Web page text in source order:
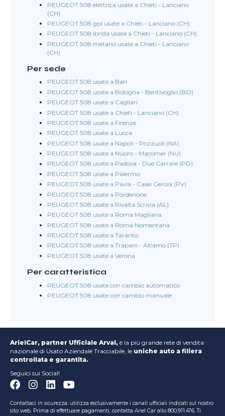
PEUGEOT 508 elettrica usate a Chieti - Lanciano
(CH)
PEUGEOT 508 gpl usate a Chieti - Lanciano (CH)
PEUGEOT 508 ibrida usate a Chieti - Lanciano (CH)
PEUGEOT 508 metano usate a Chieti - Lanciano
(CH)
Per sede
PEUGEOT 508 usate a Bari
PEUGEOT 508 usate a Bologna - Bentivoglio (BO)
PEUGEOT 508 usate a Cagliari
PEUGEOT 508 usate a Chieti - Lanciano (CH)
PEUGEOT 508 usate a Firenze
PEUGEOT 508 usate a Lucca
PEUGEOT 508 usate a Napoli - Pozzuoli (NA)
PEUGEOT 508 usate a Nuoro - Macomer (NU)
PEUGEOT 508 usate a Padova - Due Carrare (PD)
PEUGEOT 508 usate a Palermo
PEUGEOT 508 usate a Pavia - Casei Gerola (PV)
PEUGEOT 508 usate a Pordenone
PEUGEOT 508 usate a Rivalta Scrivia (AL)
PEUGEOT 508 usate a Roma Magliana
PEUGEOT 508 usate a Roma Nomentana
PEUGEOT 508 usate a Taranto
PEUGEOT 508 usate a Trapani - Alcamo (TP)
PEUGEOT 508 usate a Verona
Per caratteristica
PEUGEOT 508 usate con cambio automatico
PEUGEOT 508 usate con cambio manuale
ArielCar, partner Ufficiale Arval, è la più grande rete di vendita
nazionale di Usato Aziendale Tracciabile, le uniche auto a filiera
controllata e garantita.
Seguici sui Social!
Contattaci in sicurezza: utilizza esclusivamente i canali ufficiali indicati sul nostro
sito web. Prima di effettuare pagamenti, contatta Ariel Car allo 800.911.476. Ti